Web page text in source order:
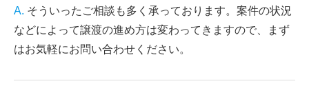
そういったご相談も多く承っております。案件の状況
などによって譲渡の進め方は変わってきますので、まず
はお気軽にお問い合わせください。